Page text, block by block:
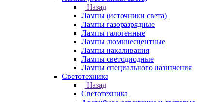
Назад
Лампы (источники света)
Лампы газоразрядные
Лампы галогенные
Лампы люминесцентные
Лампы накаливания
Лампы светодиодные
Лампы специального назначения
Светотехника
Назад
Светотехника